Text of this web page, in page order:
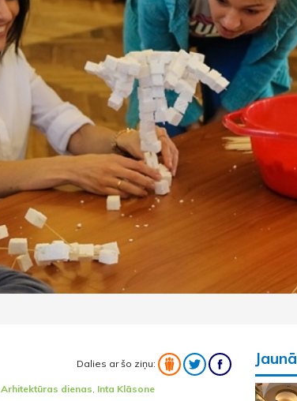
Dalies ar šo ziņu:
Arhitektūras dienas, Inta Klāsone